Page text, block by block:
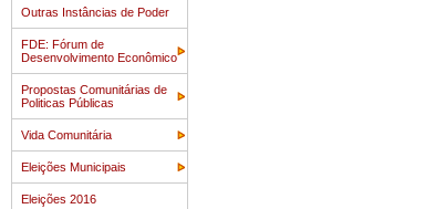
Outras Instâncias de Poder
FDE: Fórum de
Desenvolvimento Econômico
Propostas Comunitárias de
Politicas Públicas
Vida Comunitária
Eleições Municipais
Eleições 2016